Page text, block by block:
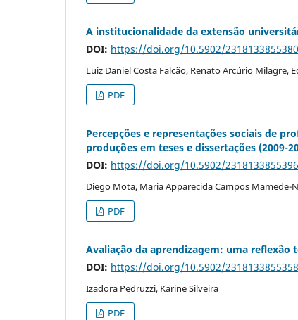
A institucionalidade da extensão
DOI: https://doi.org/10.5902/2318133855380
Luiz Daniel Costa Falcão, Renato Arcúrio Milagre,
PDF
Percepções e representações sociais de
produções em teses e dissertações (2009-
DOI: https://doi.org/10.5902/2318133855396
Diego Mota, Maria Apparecida Campos Mamede-
PDF
Avaliação da aprendizagem: uma reflexão
DOI: https://doi.org/10.5902/2318133855358
Izadora Pedruzzi, Karine Silveira
PDF